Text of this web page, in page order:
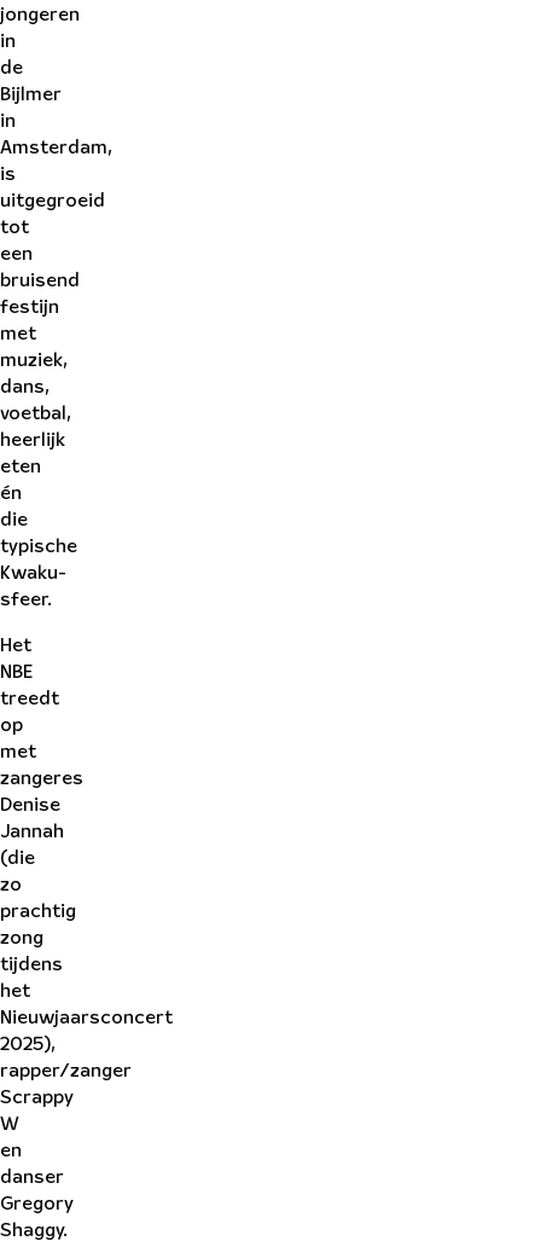
jongeren
in
de
Bijlmer
in
Amsterdam,
is
uitgegroeid
tot
een
bruisend
festijn
met
muziek,
dans,
voetbal,
heerlijk
eten
én
die
typische
Kwaku-
sfeer.
Het
NBE
treedt
op
met
zangeres
Denise
Jannah
(die
zo
prachtig
zong
tijdens
het
Nieuwjaarsconcert
2025),
rapper/zanger
Scrappy
W
en
danser
Gregory
Shaggy.